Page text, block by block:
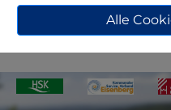
Zurück
Alle